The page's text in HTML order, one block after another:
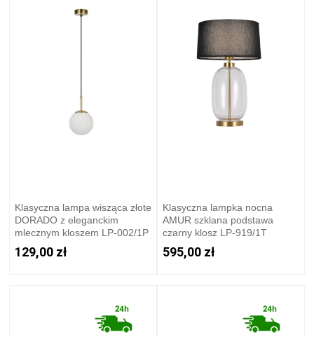
Klasyczna lampa wisząca złote
DORADO z eleganckim
mlecznym kloszem LP-002/1P
Light Prestige
129,00 zł
Klasyczna lampka nocna
AMUR szklana podstawa
czarny klosz LP-919/1T
transparent Light Prestige
595,00 zł